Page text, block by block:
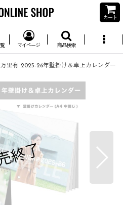
カート
マイページ 商品検索
里有 2025-26年壁掛け＆卓上カレンダー